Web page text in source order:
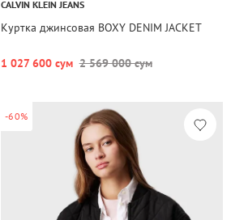
CALVIN KLEIN JEANS
Куртка джинсовая BOXY DENIM JACKET
1 027 600 сум 2 569 000 сум
-60%